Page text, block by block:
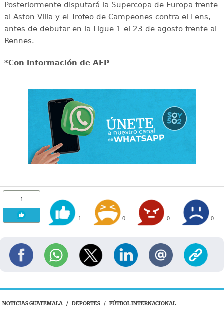
Posteriormente disputará la Supercopa de Europa frente
al Aston Villa y el Trofeo de Campeones contra el Lens,
antes de debutar en la Ligue 1 el 23 de agosto frente al
Rennes.
*Con información de AFP
1
1 0 0 0
NOTICIAS GUATEMALA / DEPORTES / FÚTBOL INTERNACIONAL